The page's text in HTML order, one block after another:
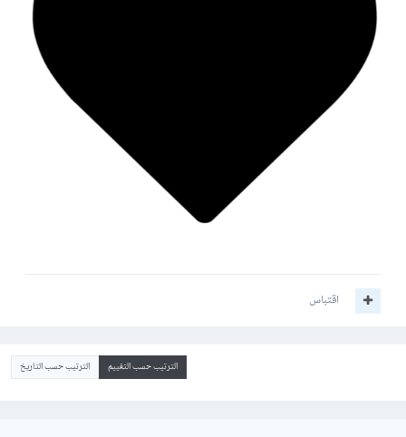
اقتباس
الترتيب حسب التقييم الترتيب حسب التاريخ